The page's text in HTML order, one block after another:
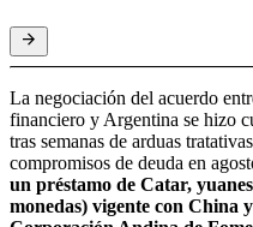
La negociación del acuerdo
financiero y Argentina se hizo
tras semanas de arduas
compromisos de deuda en
un préstamo de Catar,
monedas) vigente con China